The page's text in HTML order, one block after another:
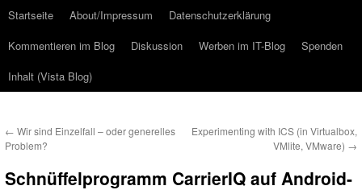
Startseite About/Impressum
Datenschutzerklärung
Kommentieren im Blog
Diskussion Werben im IT-Blog
Spenden
Inhalt (Vista Blog)
← Wir sind Einzelfall – oder generelles
Problem?
Experimenting with ICS (in Virtualbox,
VMlite, VMware) →
Schnüffelprogramm CarrierIQ auf Android-